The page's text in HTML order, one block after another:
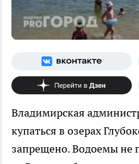
Владимирская
купаться в озерах
запрещено. Водоемы не